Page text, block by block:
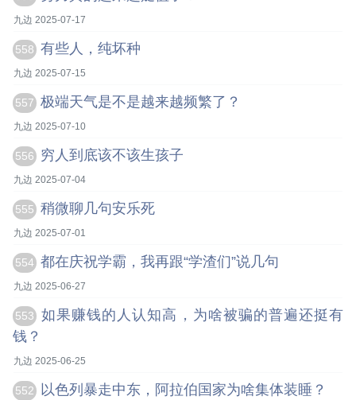
九边 2025-07-17
558 有些人，纯坏种
九边 2025-07-15
557 极端天气是不是越来越频繁了？
九边 2025-07-10
556 穷人到底该不该生孩子
九边 2025-07-04
555 稍微聊几句安乐死
九边 2025-07-01
554 都在庆祝学霸，我再跟“学渣们”说几句
九边 2025-06-27
553
如果赚钱的人认知高，为啥被骗的普遍还挺有
钱？
九边 2025-06-25
552 以色列暴走中东，阿拉伯国家为啥集体装睡？